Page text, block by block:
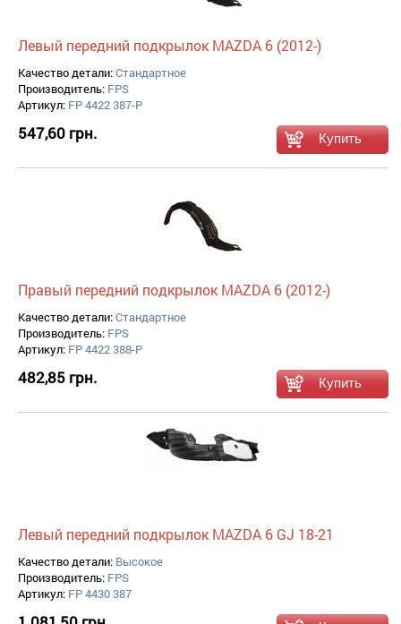
Левый передний подкрылок MAZDA 6 (2012-)
Качество детали:Стандартное
Производитель: FPS
Артикул: FP 4422 387-P
547,60 грн.
Правый передний подкрылок MAZDA 6 (2012-)
Качество детали:Стандартное
Производитель: FPS
Артикул: FP 4422 388-P
482,85 грн.
Левый передний подкрылок MAZDA 6 GJ 18-21
Качество детали: Высокое
Производитель: FPS
Артикул: FP 4430 387